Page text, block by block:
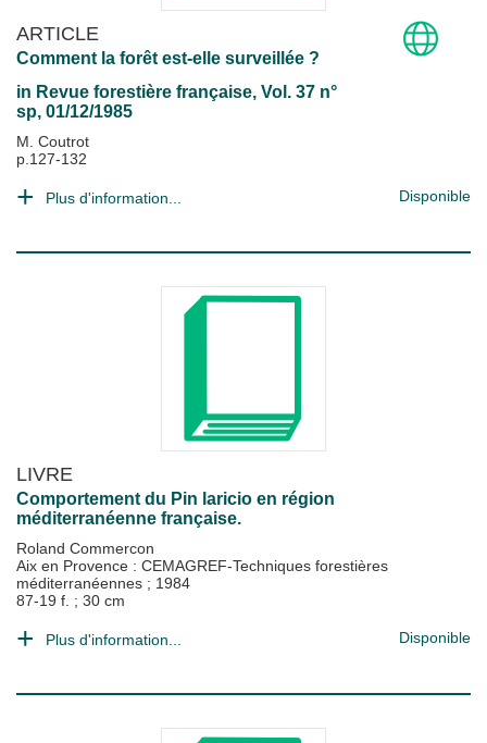
ARTICLE
Comment la forêt est-elle surveillée ?
in Revue forestière française, Vol. 37 n°
sp, 01/12/1985
M. Coutrot
p.127-132
Plus d'information... Disponible
LIVRE
Comportement du Pin laricio en région
méditerranéenne française.
Roland Commercon
Aix en Provence : CEMAGREF-Techniques forestières
méditerranéennes ; 1984
87-19 f. ; 30 cm
Plus d'information... Disponible